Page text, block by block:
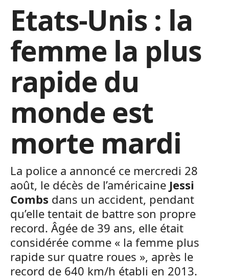
Etats-Unis : la
femme la plus
rapide du
monde est
morte mardi
La police a annoncé ce mercredi 28
août, le décès de l’américaine Jessi
Combs dans un accident, pendant
qu’elle tentait de battre son propre
record. Âgée de 39 ans, elle était
considérée comme « la femme plus
rapide sur quatre roues », après le
record de 640 km/h établi en 2013.